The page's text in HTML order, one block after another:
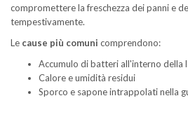
compromettere la freschezza dei panni e
tempestivamente.
Le cause più comuni comprendono:
Accumulo di batteri all'interno della
Calore e umidità residui
Sporco e sapone intrappolati nella